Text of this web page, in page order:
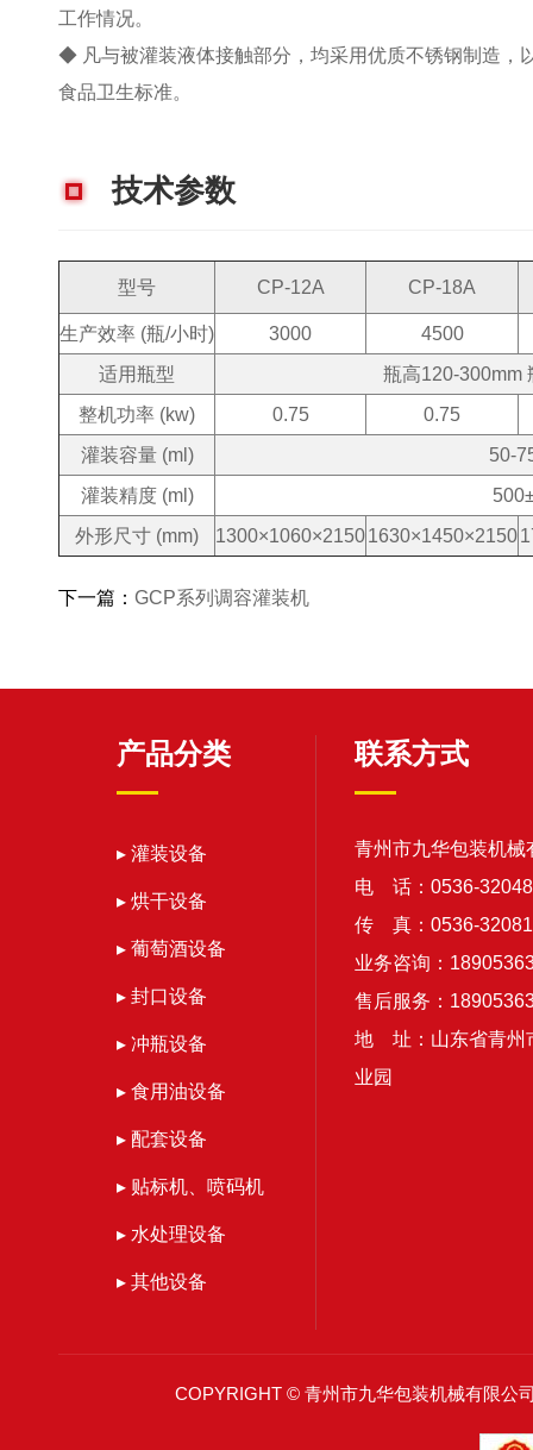
工作情况。
◆ 凡与被灌装液体接触部分，均采用优质不锈钢制造，
食品卫生标准。
技术参数
型号 CP-12A CP-18A
生产效率 (瓶/小时) 3000
4500
适用瓶型
瓶高120-300mm
整机功率 (kw)
0.75
0.75
灌装容量 (ml)
50-
灌装精度 (ml)
外形尺寸 (mm)
1300×1060×21501630×1450×2150
下一篇： GCP系列调容灌装机
产品分类
▸ 灌装设备
▸ 烘干设备
▸ 葡萄酒设备
▸ 封口设备
▸ 冲瓶设备
▸ 食用油设备
▸ 配套设备
▸ 贴标机、喷码机
▸ 水处理设备
▸ 其他设备
联系方式
青州市九华包装机械
电 话：0536-
传 真：0536-
业务咨询：
售后服务：
地 址：山东省青州
业园
COPYRIGHT © 青州市九华包装机械有限